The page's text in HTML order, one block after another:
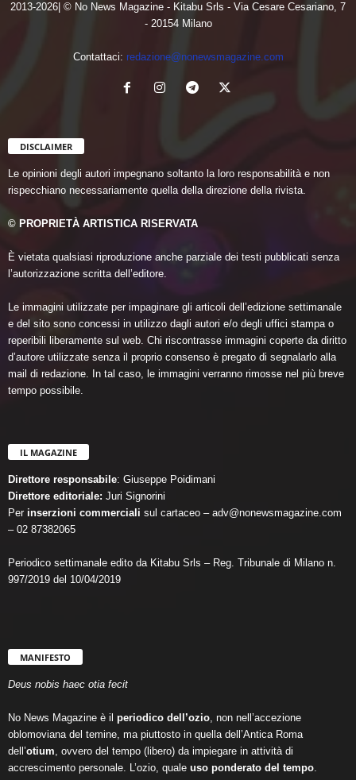
2013-2026| © No News Magazine - Kitabu Srls - Via Cesare Cesariano, 7
- 20154 Milano
Contattaci: redazione@nonewsmagazine.com
DISCLAIMER
Le opinioni degli autori impegnano soltanto la loro responsabilità e non
rispecchiano necessariamente quella della direzione della rivista.
© PROPRIETÀ ARTISTICA RISERVATA
È vietata qualsiasi riproduzione anche parziale dei testi pubblicati senza
l’autorizzazione scritta dell’editore.
Le immagini utilizzate per impaginare gli articoli dell’edizione settimanale
e del sito sono concessi in utilizzo dagli autori e/o degli uffici stampa o
reperibili liberamente sul web. Chi riscontrasse immagini coperte da diritto
d’autore utilizzate senza il proprio consenso è pregato di segnalarlo alla
mail di redazione. In tal caso, le immagini verranno rimosse nel più breve
tempo possibile.
IL MAGAZINE
Direttore responsabile: Giuseppe Poidimani
Direttore editoriale: Juri Signorini
Per inserzioni commerciali sul cartaceo – adv@nonewsmagazine.com
– 02 87382065
Periodico settimanale edito da Kitabu Srls – Reg. Tribunale di Milano n.
997/2019 del 10/04/2019
MANIFESTO
Deus nobis haec otia fecit
No News Magazine è il periodico dell’ozio , non nell’accezione
oblomoviana del temine, ma piuttosto in quella dell’Antica Roma
dell’otium , ovvero del tempo (libero) da impiegare in attività di
accrescimento personale. L’ozio, quale uso ponderato del tempo